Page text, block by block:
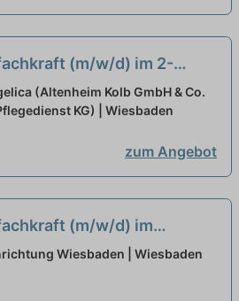
(m/w/d) im 2-
System in Teilzeit - Zur
unseres Teams
Dich!
(Altenheim Kolb GmbH & Co.
KG) | Wiesbaden
zum Angebot
(m/w/d) im
in Teilzeit - Werde Teil
Wiesbaden | Wiesbaden